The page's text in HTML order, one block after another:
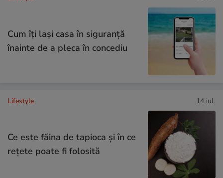
Cum îţi laşi casa în siguranţă
înainte de a pleca în concediu
Lifestyle 14 iul.
Ce este făina de tapioca și în ce
rețete poate fi folosită